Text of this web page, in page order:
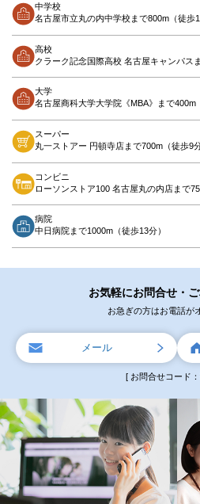
中学校
名古屋市立丸の内中学校まで800m（徒歩
高校
クラーク記念国際高校 名古屋キャンパス
大学
名古屋商科大学大学院《MBA》まで400m
スーパー
丸一ストアー 円頓寺店まで700m（徒歩9分
コンビニ
ローソンストア100 名古屋丸の内店まで
病院
中日病院まで1000m（徒歩13分）
お気軽にお問合せ・
お急ぎの方はお電話が
メール
[ お問合せコード